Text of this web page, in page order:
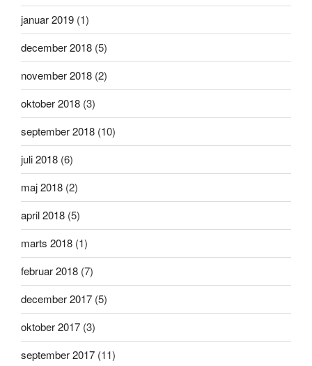
januar 2019 (1)
december 2018 (5)
november 2018 (2)
oktober 2018 (3)
september 2018 (10)
juli 2018 (6)
maj 2018 (2)
april 2018 (5)
marts 2018 (1)
februar 2018 (7)
december 2017 (5)
oktober 2017 (3)
september 2017 (11)